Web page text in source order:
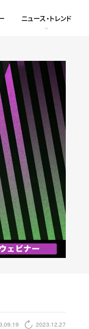
ニュース・トレンド
2023.12.27